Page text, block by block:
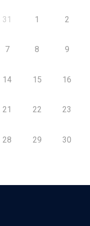
31 1 2
7 8 9
14 15 16
21 22 23
28 29 30